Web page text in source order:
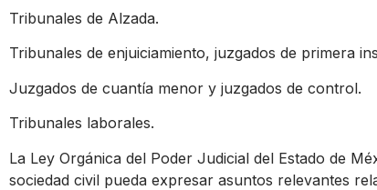
Tribunales de Alzada.
Tribunales de enjuiciamiento, juzgados de primera
Juzgados de cuantía menor y juzgados de control.
Tribunales laborales.
La Ley Orgánica del Poder Judicial del Estado de
sociedad civil pueda expresar asuntos relevantes